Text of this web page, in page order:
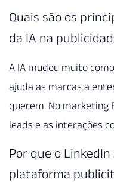
Quais são os
da IA na
A IA mudou muito
ajuda as marcas a
querem. No marketing
leads e as interações
Por que o
plataforma